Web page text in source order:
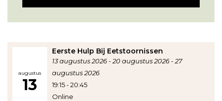
augustus
13
Eerste Hulp Bij Eetstoornissen
13 augustus 2026 20 augustus 2026
27
augustus 2026
19:15-20:45
Online